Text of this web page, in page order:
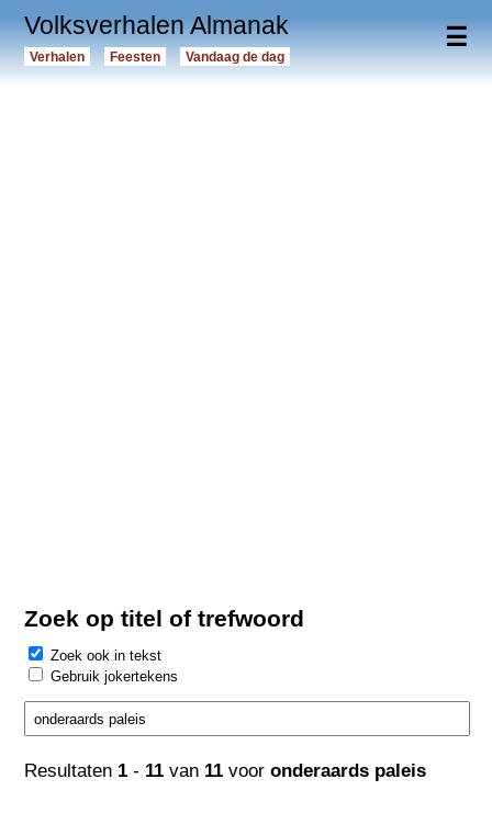
☰
Volksverhalen Almanak
Verhalen Feesten Vandaag de dag
Zoek op titel of trefwoord
Zoek ook in tekst
Gebruik jokertekens
Resultaten 1 - 11 van 11 vooronderaards paleis